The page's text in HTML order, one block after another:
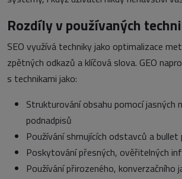
Rozdíly v používaných
SEO využívá techniky jako optimalizace
zpětných odkazů a klíčová slova. GEO
s technikami jako:
Strukturování obsahu pomocí jasných
podnadpisů
Používání shrnujících odstavců a
Poskytování přesných, ověřitelných
Používání přirozeného, konverzačního